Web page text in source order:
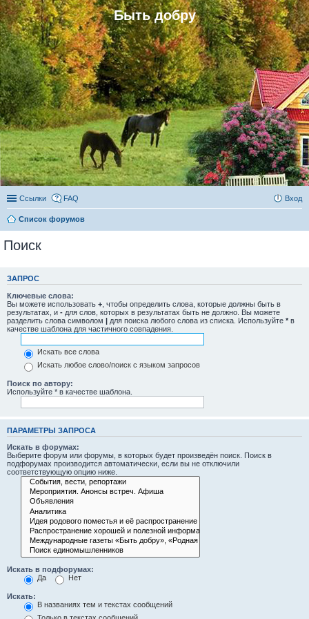
Быть добру
Ссылки FAQ Вход
Список форумов
Поиск
ЗАПРОС
Ключевые слова:
Вы можете использовать + , чтобы определить слова, которые должны быть в
результатах, и - для слов, которых в результатах быть не должно. Вы можете
разделить слова символом | для поиска любого слова из списка. Используйте * в
качестве шаблона для частичного совпадения.
Искать все слова
Искать любое слово/поиск с языком запросов
Поиск по автору:
Используйте * в качестве шаблона.
ПАРАМЕТРЫ ЗАПРОСА
Искать в форумах:
Выберите форум или форумы, в которых будет произведён поиск. Поиск в
подфорумах производится автоматически, если вы не отключили
соответствующую опцию ниже.
Искать в подфорумах:
Да
Нет
Искать:
В названиях тем и текстах сообщений